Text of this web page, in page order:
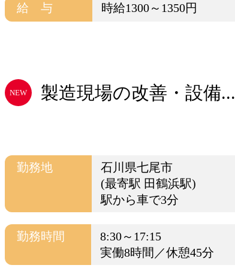
給 与 時給1300～1350円
NEW 製造現場の改善・設備...
勤務地
石川県七尾市
(最寄駅 田鶴浜駅)
駅から車で3分
勤務時間
8:30～17:15
実働8時間／休憩45分